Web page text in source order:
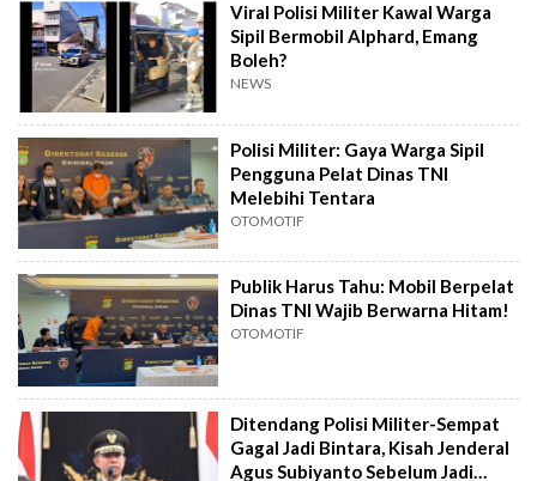
Viral Polisi Militer Kawal Warga
Sipil Bermobil Alphard, Emang
Boleh?
NEWS
Polisi Militer: Gaya Warga Sipil
Pengguna Pelat Dinas TNI
Melebihi Tentara
OTOMOTIF
Publik Harus Tahu: Mobil Berpelat
Dinas TNI Wajib Berwarna Hitam!
OTOMOTIF
Ditendang Polisi Militer-Sempat
Gagal Jadi Bintara, Kisah Jenderal
Agus Subiyanto Sebelum Jadi